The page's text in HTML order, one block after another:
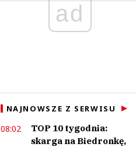
ad
NAJNOWSZE Z SERWISU
08:02
TOP 10 tygodnia:
skarga na Biedronkę,